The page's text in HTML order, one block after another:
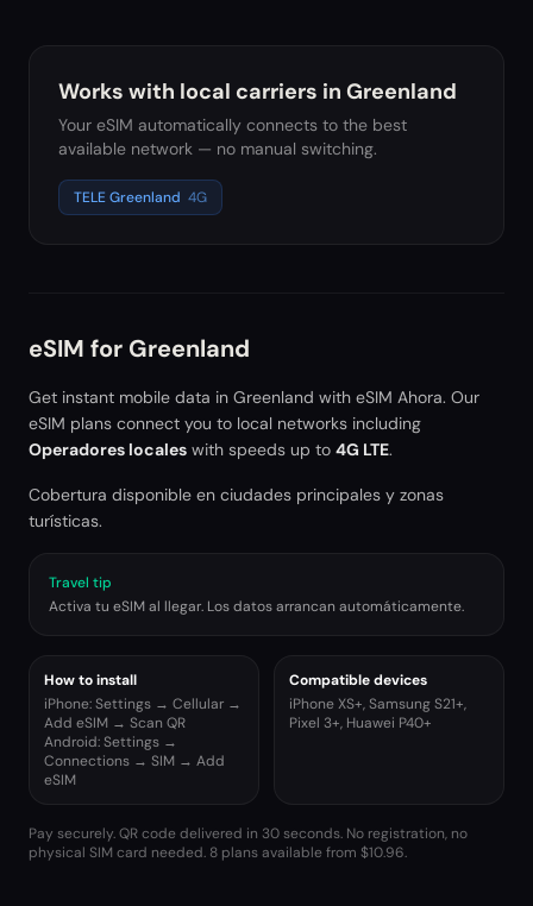
Works with local carriers in Greenland
Your eSIM automatically connects to the best
available network — no manual switching.
TELE Greenland 4G
eSIM for Greenland
Get instant mobile data in Greenland with eSIM Ahora. Our
eSIM plans connect you to local networks including
Operadores locales with speeds up to 4G LTE.
Cobertura disponible en ciudades principales y zonas
turísticas.
Travel tip
Activa tu eSIM al llegar. Los datos arrancan automáticamente.
How to install
iPhone: Settings → Cellular →
Add eSIM → Scan QR
Android: Settings →
Connections → SIM → Add
eSIM
Compatible devices
iPhone XS+, Samsung S21+,
Pixel 3+, Huawei P40+
Pay securely. QR code delivered in 30 seconds. No registration, no
physical SIM card needed. 8 plans available from $10.96.